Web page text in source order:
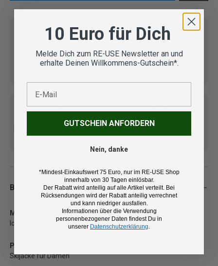
Vom Outdoor Spezialisten
geprüfte Second Hand
Lieferung in 3-5 Werktagen
Beschreibung
Marke:
Icepeak
Produkt:
Skijacke für Damen
10 Euro für Dich
Melde Dich zum RE-USE Newsletter an und
erhalte Deinen Willkommens-Gutschein*.
GUTSCHEIN ANFORDERN
Nein, danke
*Mindest-Einkaufswert 75 Euro, nur im RE-USE Shop
innerhalb von 30 Tagen einlösbar.
Der Rabatt wird anteilig auf alle Artikel verteilt. Bei
Rücksendungen wird der Rabatt anteilig verrechnet
und kann niedriger ausfallen.
Informationen über die Verwendung
personenbezogener Daten findest Du in
unserer Datenschutzerklärung.